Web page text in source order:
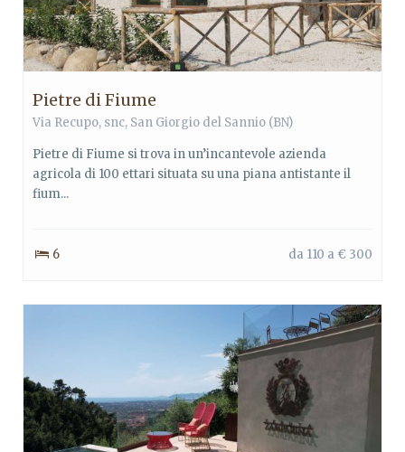
Pietre di Fiume
Via Recupo, snc, San Giorgio del Sannio (BN)
Pietre di Fiume si trova in un’incantevole azienda
agricola di 100 ettari situata su una piana antistante il
fium...
6 da 110 a € 300